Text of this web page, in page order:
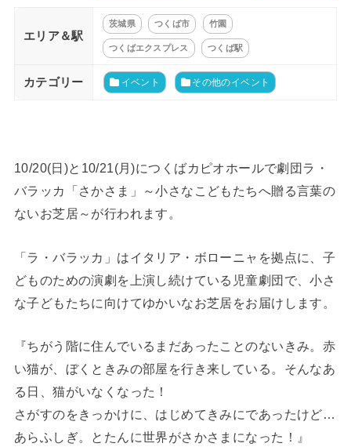
エリア＆駅
茨城県 つくば市 竹園
つくばエクスプレス つくば駅
カテゴリー イベント その他のイベント
10/20(日)と10/21(月)につくばカピオホールで劇団ラ・
バラッカ「さかさま」～小さなこどもたちへ贈る言葉の
ないお芝居～が行われます。
「ラ・バラッカ」はイタリア・ボローニャを拠点に、子
どものための演劇を上演し続けている児童劇団で、小さ
な子どもたちに向けてゆかいなお芝居をお届けします。
『ちがう階に住んでいるまだあったことのないきみ。赤
い猫が、ぼくときみの部屋を行き来している。そんなあ
る日、猫がいなくなった！
さがすのをきっかけに、はじめてきみにであったけど…
あらふしぎ。とたんに世界がさかさまになった！』